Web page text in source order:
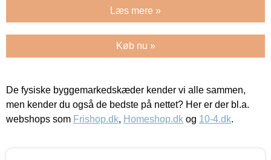
Læs mere »
Køb nu »
De fysiske byggemarkedskæder kender vi alle sammen,
men kender du også de bedste på nettet? Her er der bl.a.
webshops som Frishop.dk, Homeshop.dk og 10-4.dk.